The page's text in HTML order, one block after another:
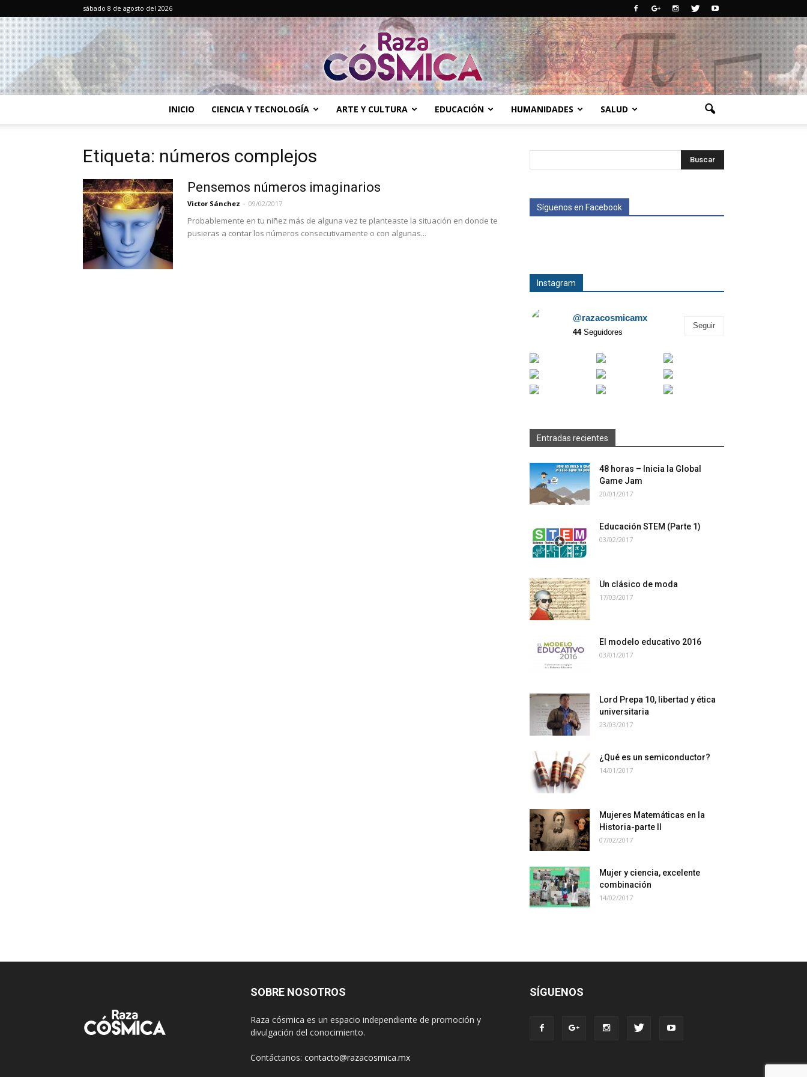
sábado 8 de agosto del 2026
INICIO CIENCIA Y TECNOLOGÍA ARTE Y CULTURA EDUCACIÓN HUMANIDADES SALUD
Etiqueta: números complejos
Pensemos números imaginarios
Victor Sánchez - 09/02/2017
Probablemente en tu niñez más de alguna vez te planteaste la situación en donde te
pusieras a contar los números consecutivamente o con algunas...
Síguenos en Facebook
Instagram
@razacosmicamx
44Seguidores
Seguir
Entradas recientes
48 horas – Inicia la Global
Game Jam
20/01/2017
Educación STEM (Parte 1)
03/02/2017
Un clásico de moda
17/03/2017
El modelo educativo 2016
03/01/2017
Lord Prepa 10, libertad y ética
universitaria
23/03/2017
¿Qué es un semiconductor?
14/01/2017
Mujeres Matemáticas en la
Historia-parte II
07/02/2017
Mujer y ciencia, excelente
combinación
14/02/2017
SOBRE NOSOTROS
Raza cósmica es un espacio independiente de promoción y
divulgación del conocimiento.
Contáctanos: contacto@razacosmica.mx
SÍGUENOS